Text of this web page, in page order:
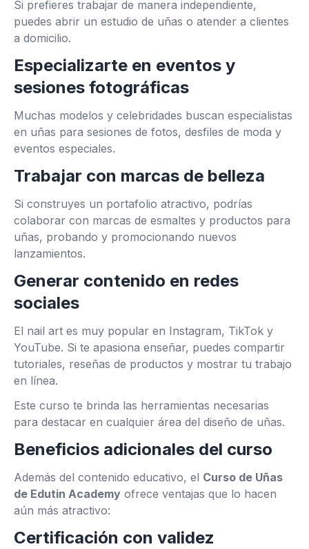
Si prefieres trabajar de manera independiente,
puedes abrir un estudio de uñas o atender a clientes
a domicilio.
Especializarte en eventos y
sesiones fotográficas
Muchas modelos y celebridades buscan especialistas
en uñas para sesiones de fotos, desfiles de moda y
eventos especiales.
Trabajar con marcas de belleza
Si construyes un portafolio atractivo, podrías
colaborar con marcas de esmaltes y productos para
uñas, probando y promocionando nuevos
lanzamientos.
Generar contenido en redes
sociales
El nail art es muy popular en Instagram, TikTok y
YouTube. Si te apasiona enseñar, puedes compartir
tutoriales, reseñas de productos y mostrar tu trabajo
en línea.
Este curso te brinda las herramientas necesarias
para destacar en cualquier área del diseño de uñas.
Beneficios adicionales del curso
Además del contenido educativo, el Curso de Uñas
de Edutin Academy ofrece ventajas que lo hacen
aún más atractivo:
Certificación con validez